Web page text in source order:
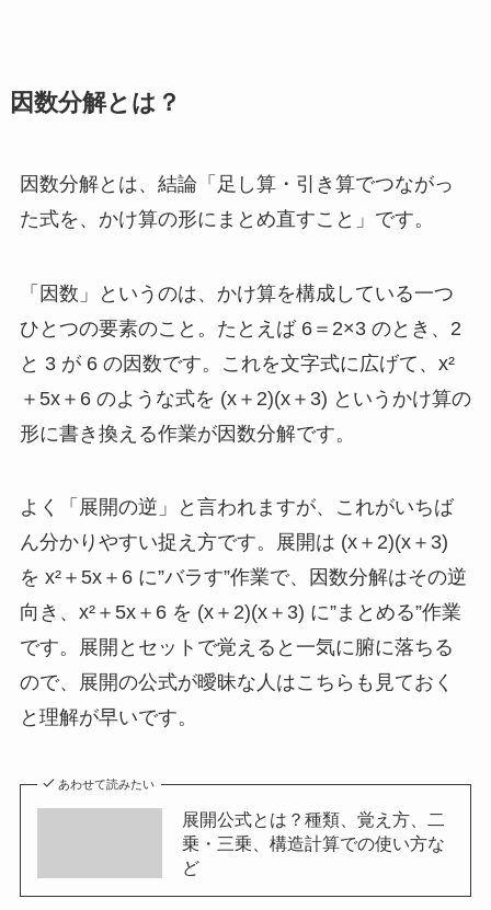
因数分解とは？
因数分解とは、結論「足し算・引き算でつながっ
た式を、かけ算の形にまとめ直すこと」です。
「因数」というのは、かけ算を構成している一つ
ひとつの要素のこと。たとえば 6＝2×3 のとき、2
と 3 が 6 の因数です。これを文字式に広げて、x²
＋5x＋6 のような式を (x＋2)(x＋3) というかけ算の
形に書き換える作業が因数分解です。
よく「展開の逆」と言われますが、これがいちば
ん分かりやすい捉え方です。展開は (x＋2)(x＋3)
を x²＋5x＋6 に”バラす”作業で、因数分解はその逆
向き、x²＋5x＋6 を (x＋2)(x＋3) に”まとめる”作業
です。展開とセットで覚えると一気に腑に落ちる
ので、展開の公式が曖昧な人はこちらも見ておく
と理解が早いです。
あわせて読みたい
展開公式とは？種類、覚え方、二
乗・三乗、構造計算での使い方な
ど